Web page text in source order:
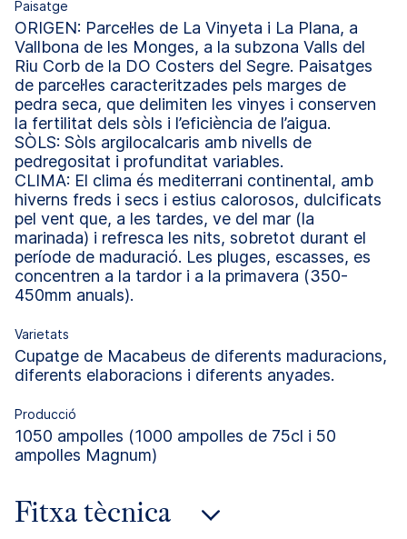
Paisatge
ORIGEN: Parcel·les de La Vinyeta i La Plana, a
Vallbona de les Monges, a la subzona Valls del
Riu Corb de la DO Costers del Segre. Paisatges
de parcel·les caracteritzades pels marges de
pedra seca, que delimiten les vinyes i conserven
la fertilitat dels sòls i l’eficiència de l’aigua.
SÒLS: Sòls argilocalcaris amb nivells de
pedregositat i profunditat variables.
CLIMA: El clima és mediterrani continental, amb
hiverns freds i secs i estius calorosos, dulcificats
pel vent que, a les tardes, ve del mar (la
marinada) i refresca les nits, sobretot durant el
període de maduració. Les pluges, escasses, es
concentren a la tardor i a la primavera (350-
450mm anuals).
Varietats
Cupatge de Macabeus de diferents maduracions,
diferents elaboracions i diferents anyades.
Producció
1050 ampolles (1000 ampolles de 75cl i 50
ampolles Magnum)
Fitxa tècnica